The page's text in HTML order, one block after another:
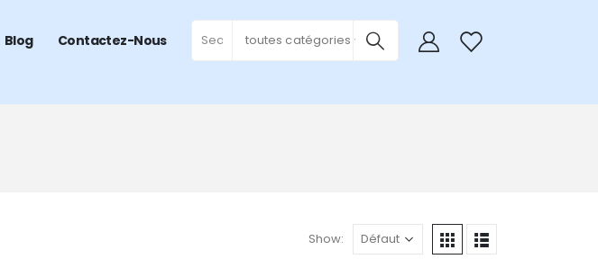
Blog Contactez-Nous toutes catégories 0
Show: